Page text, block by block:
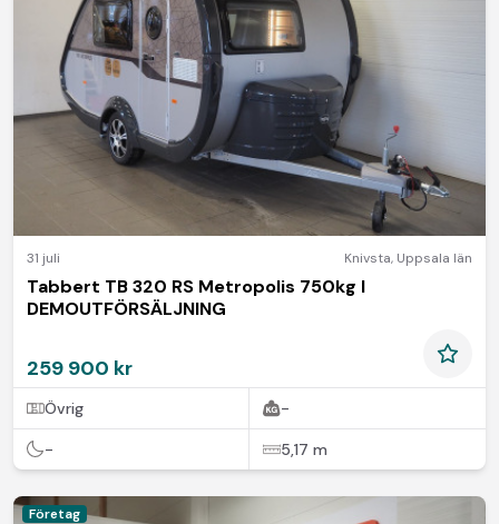
31 juli Knivsta, Uppsala län
Tabbert TB 320 RS Metropolis 750kg I
DEMOUTFÖRSÄLJNING
259 900 kr
Övrig -
- 5,17 m
Företag